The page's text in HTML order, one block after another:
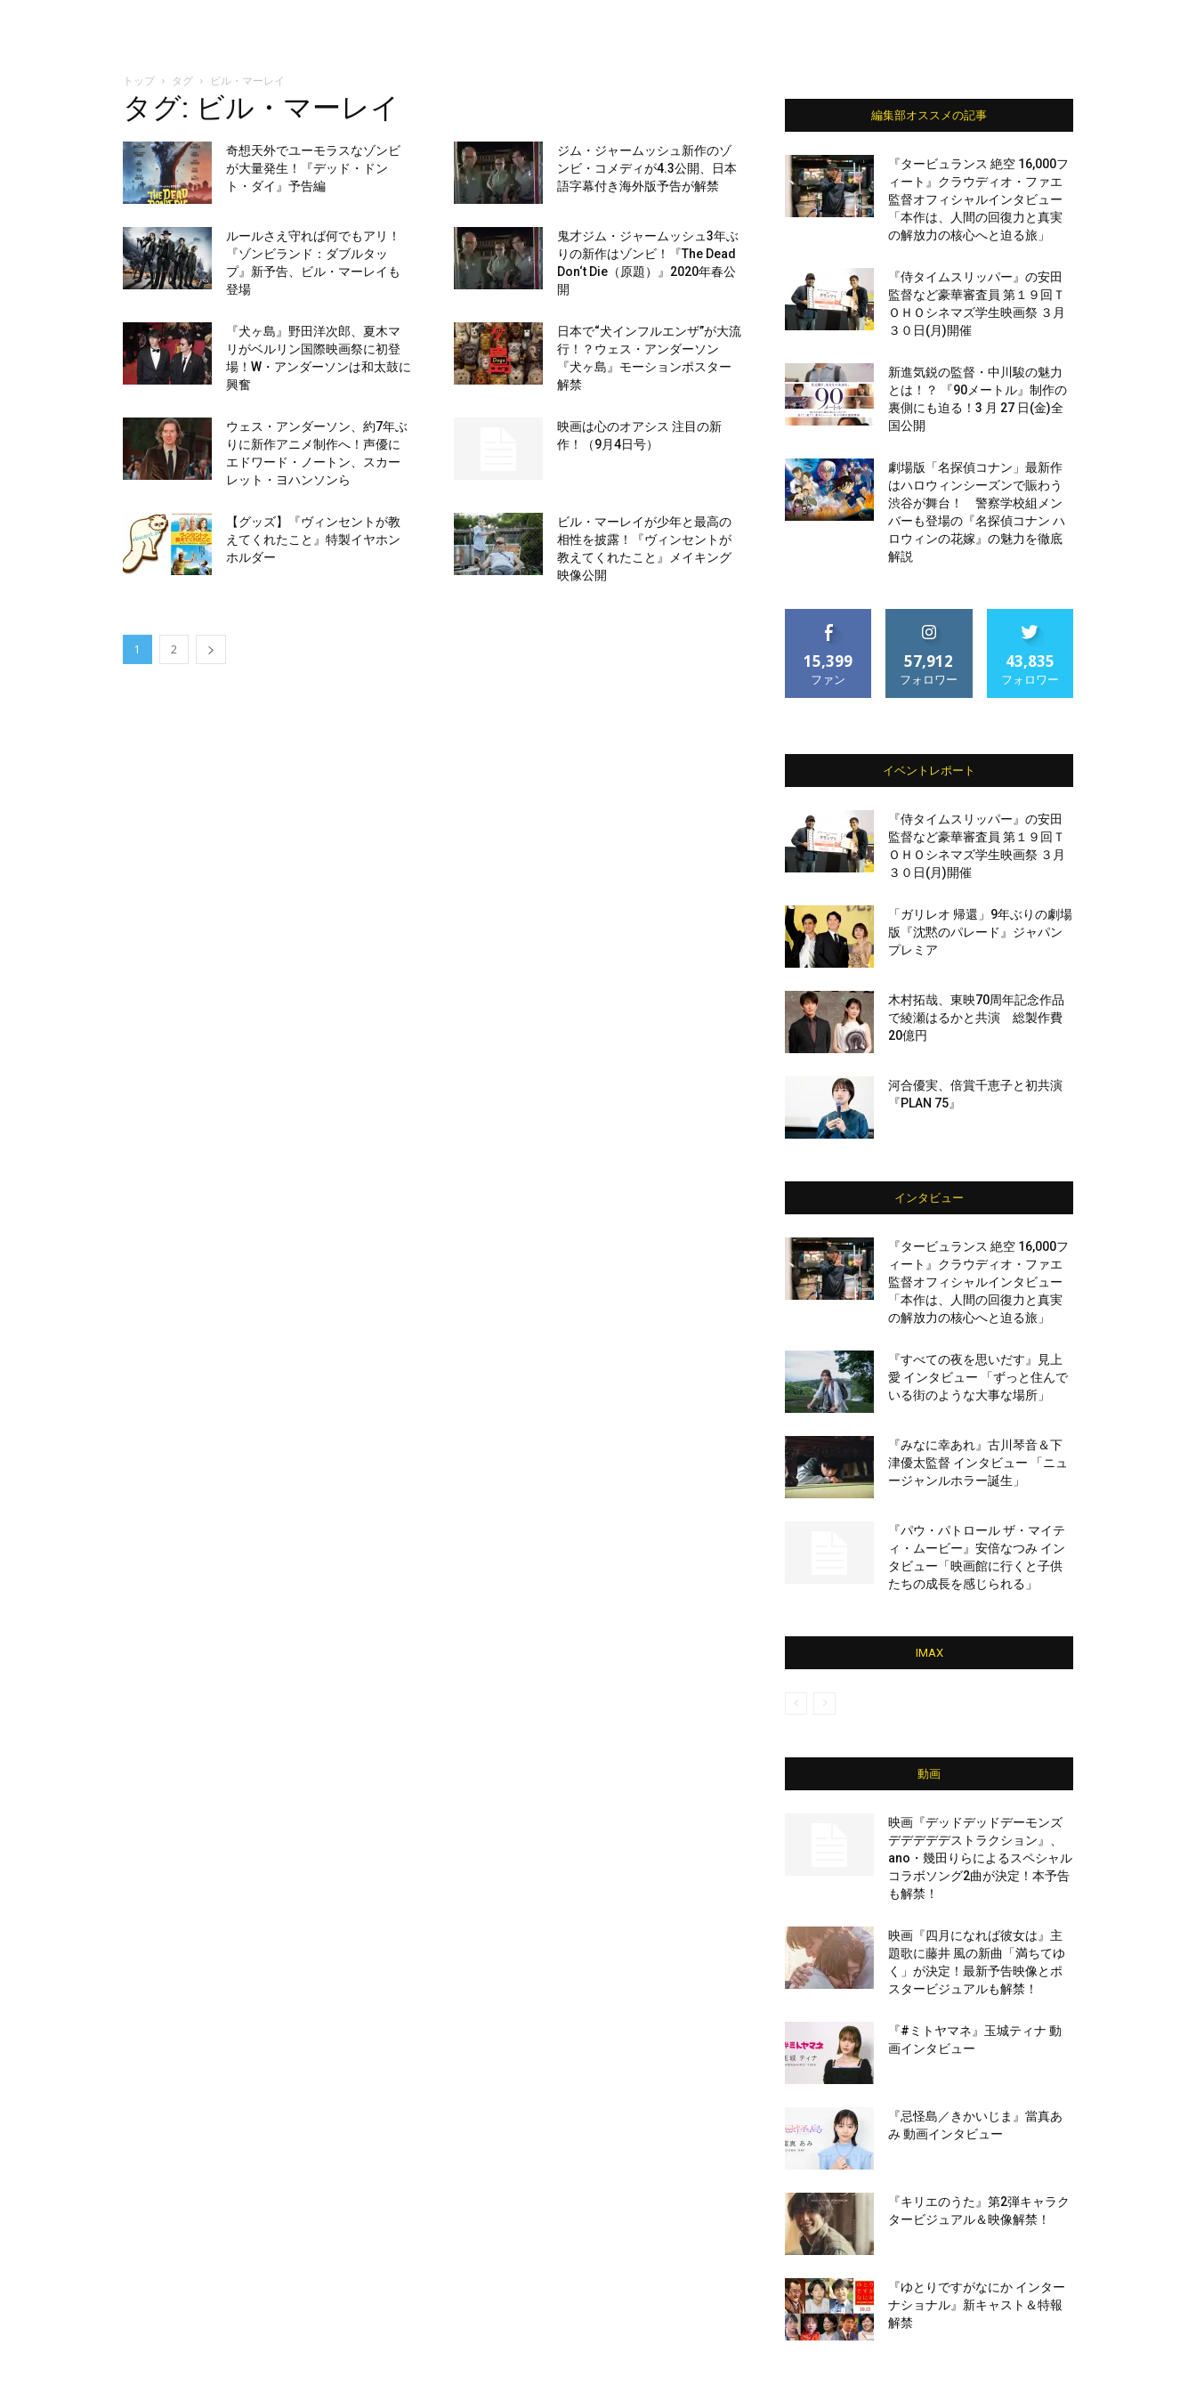
トップ タグ ビル・マーレイ
タグ: ビル・マーレイ
奇想天外でユーモラスなゾンビ
が大量発生！『デッド・ドン
ト・ダイ』予告編
ジム・ジャームッシュ新作のゾ
ンビ・コメディが4.3公開、日本
語字幕付き海外版予告が解禁
ルールさえ守れば何でもアリ！
『ゾンビランド：ダブルタッ
プ』新予告、ビル・マーレイも
登場
鬼才ジム・ジャームッシュ3年ぶ
りの新作はゾンビ！『The Dead
Don‘t Die（原題）』2020年春公
開
『犬ヶ島』野田洋次郎、夏木マ
リがベルリン国際映画祭に初登
場！W・アンダーソンは和太鼓に
興奮
日本で“犬インフルエンザ”が大流
行！？ウェス・アンダーソン
『犬ヶ島』モーションポスター
解禁
ウェス・アンダーソン、約7年ぶ
りに新作アニメ制作へ！声優に
エドワード・ノートン、スカー
レット・ヨハンソンら
映画は心のオアシス 注目の新
作！（9月4日号）
【グッズ】『ヴィンセントが教
えてくれたこと』特製イヤホン
ホルダー
ビル・マーレイが少年と最高の
相性を披露！『ヴィンセントが
教えてくれたこと』メイキング
映像公開
1 2
編集部オススメの記事
『タービュランス 絶空 16,000フ
ィート』クラウディオ・ファエ
監督オフィシャルインタビュー
「本作は、人間の回復力と真実
の解放力の核心へと迫る旅」
『侍タイムスリッパー』の安田
監督など豪華審査員 第１９回Ｔ
ＯＨＯシネマズ学生映画祭 ３月
３０日(月)開催
新進気鋭の監督・中川駿の魅力
とは！？ 『90メートル』制作の
裏側にも迫る！3 月 27 日(金)全
国公開
劇場版「名探偵コナン」最新作
はハロウィンシーズンで賑わう
渋谷が舞台！ 警察学校組メン
バーも登場の『名探偵コナン ハ
ロウィンの花嫁』の魅力を徹底
解説
15,399
ファン
57,912
フォロワー
43,835
フォロワー
イベントレポート
『侍タイムスリッパー』の安田
監督など豪華審査員 第１９回Ｔ
ＯＨＯシネマズ学生映画祭 ３月
３０日(月)開催
「ガリレオ 帰還」9年ぶりの劇場
版『沈黙のパレード』ジャパン
プレミア
木村拓哉、東映70周年記念作品
で綾瀬はるかと共演 総製作費
20億円
河合優実、倍賞千恵子と初共演
『PLAN 75』
インタビュー
『タービュランス 絶空 16,000フ
ィート』クラウディオ・ファエ
監督オフィシャルインタビュー
「本作は、人間の回復力と真実
の解放力の核心へと迫る旅」
『すべての夜を思いだす』見上
愛 インタビュー 「ずっと住んで
いる街のような大事な場所」
『みなに幸あれ』古川琴音＆下
津優太監督 インタビュー 「ニュ
ージャンルホラー誕生」
『パウ・パトロール ザ・マイテ
ィ・ムービー』安倍なつみ イン
タビュー「映画館に行くと子供
たちの成長を感じられる」
IMAX
動画
映画『デッドデッドデーモンズ
デデデデデストラクション』、
ano・幾田りらによるスペシャル
コラボソング2曲が決定！本予告
も解禁！
映画『四月になれば彼女は』主
題歌に藤井 風の新曲「満ちてゆ
く」が決定！最新予告映像とポ
スタービジュアルも解禁！
『#ミトヤマネ』玉城ティナ 動
画インタビュー
『忌怪島／きかいじま』當真あ
み 動画インタビュー
『キリエのうた』第2弾キャラク
タービジュアル＆映像解禁！
『ゆとりですがなにか インター
ナショナル』新キャスト＆特報
解禁